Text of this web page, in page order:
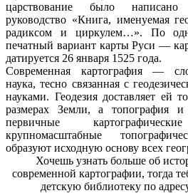
царствование было написано
руководство «Книга, именуемая
радиксом и циркулем…». По
печатный вариант карты Руси —
датируется 26 января 1525 года.
Современная картография —
наука, тесно связанная с
науками. Геодезия доставляет ей
размерах Земли, а топография
первичные
крупномасштабные
образуют исходную основу всех
Хочешь узнать больше об
современной картографии, тогда
детскую библиотеку по